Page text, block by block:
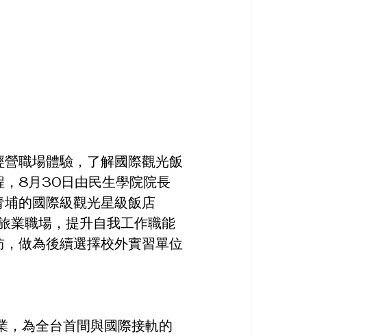
職場體驗，了解國際觀光飯
，8月30日由民生學院院長
的國際級觀光星級飯店
業職場，提升自我工作職能
做為後續選擇校外實習單位
為全台首間與國際接軌的